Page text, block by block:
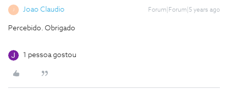
Joao Claudio Forum|Forum|5 years ago
Percebido. Obrigado
1 pessoa gostou